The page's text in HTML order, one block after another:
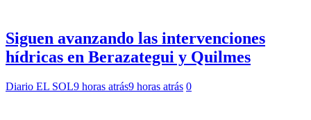
Siguen avanzando las intervenciones
hídricas en Berazategui y Quilmes
Diario EL SOL9 horas atrás9 horas atrás 0